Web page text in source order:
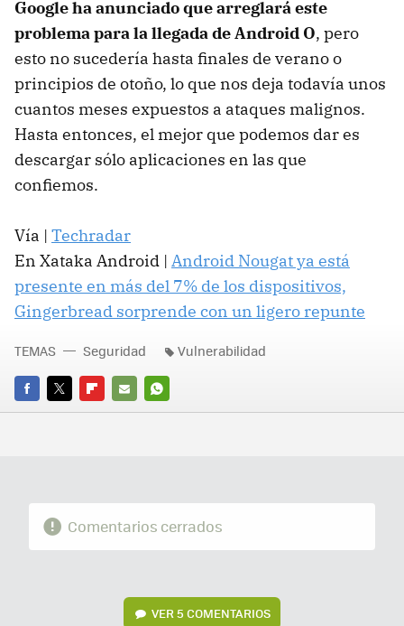
Google ha anunciado que arreglará este
problema para la llegada de Android O, pero
esto no sucedería hasta finales de verano o
principios de otoño, lo que nos deja todavía unos
cuantos meses expuestos a ataques malignos.
Hasta entonces, el mejor que podemos dar es
descargar sólo aplicaciones en las que
confiemos.
Vía | Techradar
En Xataka Android | Android Nougat ya está
presente en más del 7% de los dispositivos,
Gingerbread sorprende con un ligero repunte
FACEBOOK
TWITTERFLIPBOARD
E-
WHATSAPP
TEMAS Seguridad Vulnerabilidad
Comentarios cerrados
VER5 COMENTARIOS